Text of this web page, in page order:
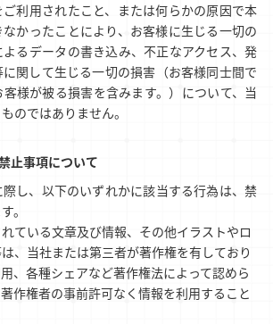
利用されたこと、または何らかの原因で本
かったことにより、お客様に生じる一切の
るデータの書き込み、不正なアクセス、発
関して生じる一切の損害（お客様同士間で
様が被る損害を含みます。）について、当
のではありません。
止事項について
し、以下のいずれかに該当する行為は、禁
。
ている文章及び情報、その他イラストやロ
、当社または第三者が著作権を有しており
、各種シェアなど著作権法によって認めら
作権者の事前許可なく情報を利用すること